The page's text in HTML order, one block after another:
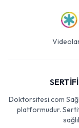
Doktorsitesi.com
platformudur.